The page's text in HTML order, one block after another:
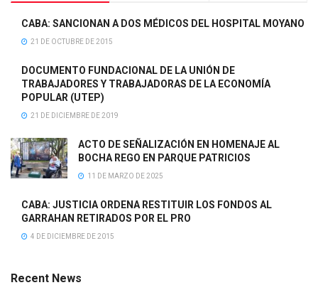
CABA: SANCIONAN A DOS MÉDICOS DEL HOSPITAL MOYANO
21 DE OCTUBRE DE 2015
DOCUMENTO FUNDACIONAL DE LA UNIÓN DE
TRABAJADORES Y TRABAJADORAS DE LA ECONOMÍA
POPULAR (UTEP)
21 DE DICIEMBRE DE 2019
ACTO DE SEÑALIZACIÓN EN HOMENAJE AL
BOCHA REGO EN PARQUE PATRICIOS
11 DE MARZO DE 2025
CABA: JUSTICIA ORDENA RESTITUIR LOS FONDOS AL
GARRAHAN RETIRADOS POR EL PRO
4 DE DICIEMBRE DE 2015
Recent News